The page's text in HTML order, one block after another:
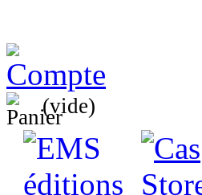
(vide)